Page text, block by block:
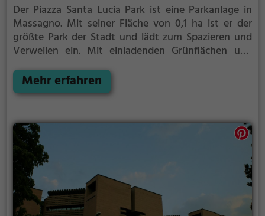
Der Piazza Santa Lucia Park ist eine Parkanlage in
Massagno. Mit seiner Fläche von 0,1 ha ist er der
größte Park der Stadt und lädt zum Spazieren und
Verweilen ein. Mit einladenden Grünflächen und
zahlreiche Möglichkeiten zur Entspannung.
Mehr erfahren